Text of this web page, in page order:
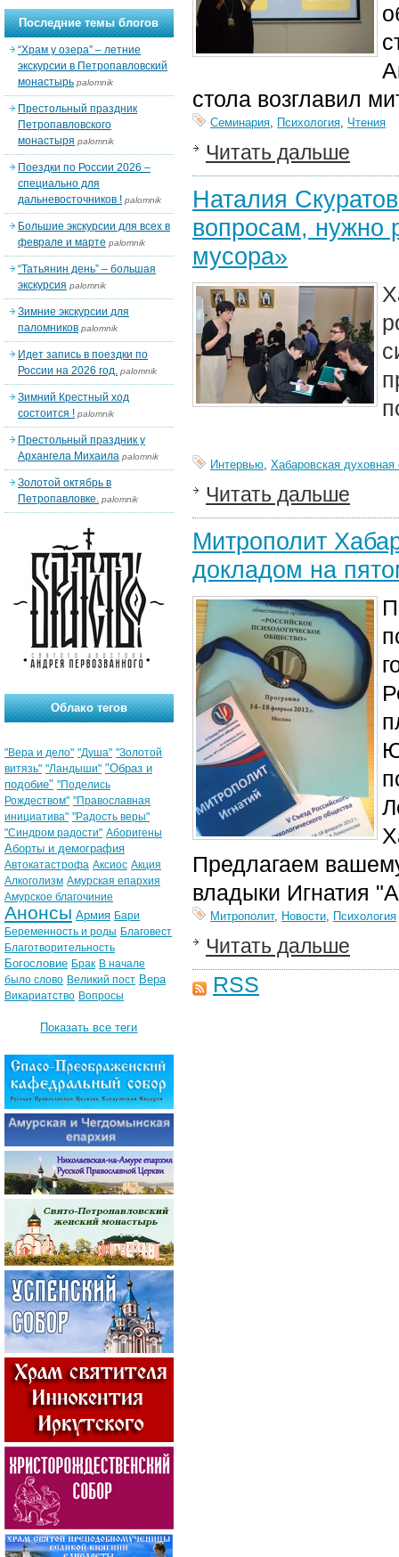
стола возглавил
Семинария, Психология, Чтения
Читать дальше
Наталия
вопросам, нужно
мусора»
Интервью, Хабаровская духовная
Читать дальше
Митрополит
докладом на
Предлагаем
владыки Игнатия
Митрополит, Новости, Психология
Читать дальше
RSS
Последние темы блогов
“Храм у озера” – летние
экскурсии в Петропавловский
монастырь palomnik
Престольный праздник
Петропавловского
монастыря palomnik
Поездки по России 2026 –
специально для
дальневосточников ! palomnik
Большие экскурсии для всех в
феврале и марте palomnik
“Татьянин день” – большая
экскурсия palomnik
Зимние экскурсии для
паломников palomnik
Идет запись в поездки по
России на 2026 год. palomnik
Зимний Крестный ход
состоится ! palomnik
Престольный праздник у
Архангела Михаила palomnik
Золотой октябрь в
Петропавловке. palomnik
Облако тегов
"Вера и дело" "Душа" "Золотой
витязь" "Ландыши" "Образ и
подобие" "Поделись
Рождеством" "Православная
инициатива" "Радость веры"
"Синдром радости" Аборигены
Аборты и демография
Автокатастрофа Аксиос Акция
Алкоголизм Амурская епархия
Амурское благочиние
Анонсы Армия Бари
Беременность и роды Благовест
Благотворительность
Богословие Брак В начале
было слово Великий пост Вера
Викариатство Вопросы
Показать все теги